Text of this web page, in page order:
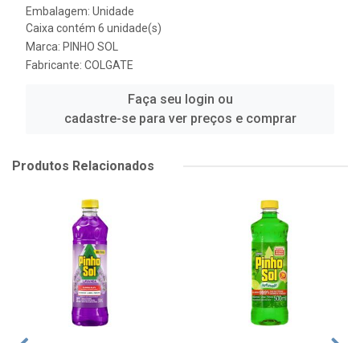
Embalagem: Unidade
Caixa contém 6 unidade(s)
Marca: PINHO SOL
Fabricante: COLGATE
Faça seu login ou
cadastre-se para ver preços e comprar
Produtos Relacionados